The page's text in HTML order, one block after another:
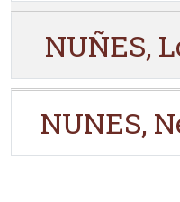
NUÑES,
NUNES,